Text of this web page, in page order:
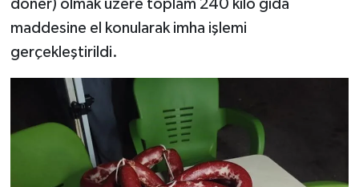
döner) olmak üzere toplam 240 kilo gıda
maddesine el konularak imha işlemi
gerçekleştirildi.